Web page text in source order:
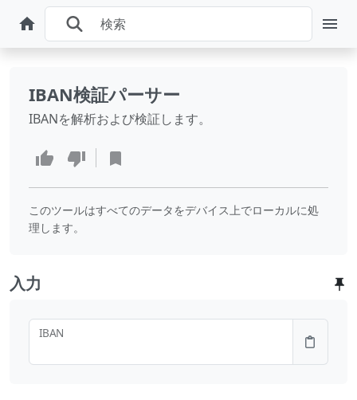
IBAN検証パーサー
IBANを解析および検証します。
このツールはすべてのデータをデバイス上でローカルに処
理します。
入力
IBAN